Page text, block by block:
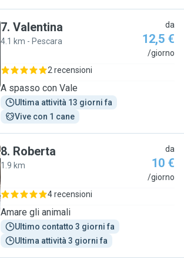
7. Valentina
4.1 km - Pescara
da
12,5 €
/giorno
2 recensioni
A spasso con Vale
Ultima attività 13 giorni fa
Vive con 1 cane
8. Roberta
1.9 km
da
10 €
/giorno
4 recensioni
Amare gli animali
Ultimo contatto 3 giorni fa
Ultima attività 3 giorni fa